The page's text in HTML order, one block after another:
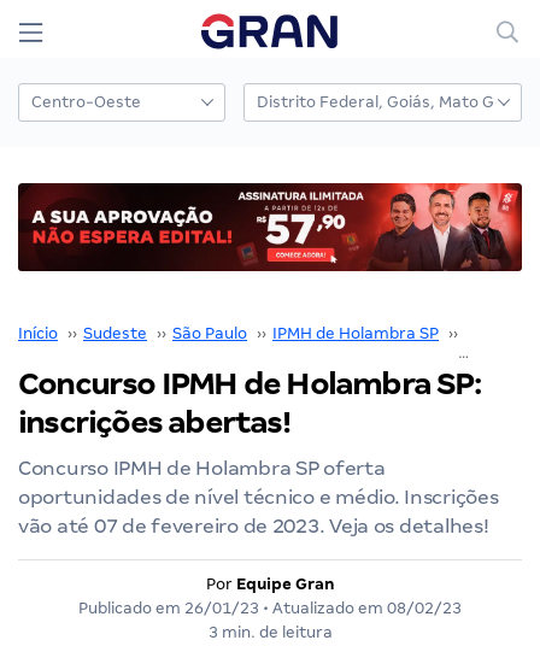
Início ›› Sudeste ›› São Paulo ›› IPMH de Holambra SP ››
Concurso IPMH de Holambra SP:
inscrições abertas!
Concurso IPMH de Holambra SP oferta
oportunidades de nível técnico e médio. Inscrições
vão até 07 de fevereiro de 2023. Veja os detalhes!
Por Equipe Gran
Publicado em 26/01/23 • Atualizado em 08/02/23
3 min. de leitura